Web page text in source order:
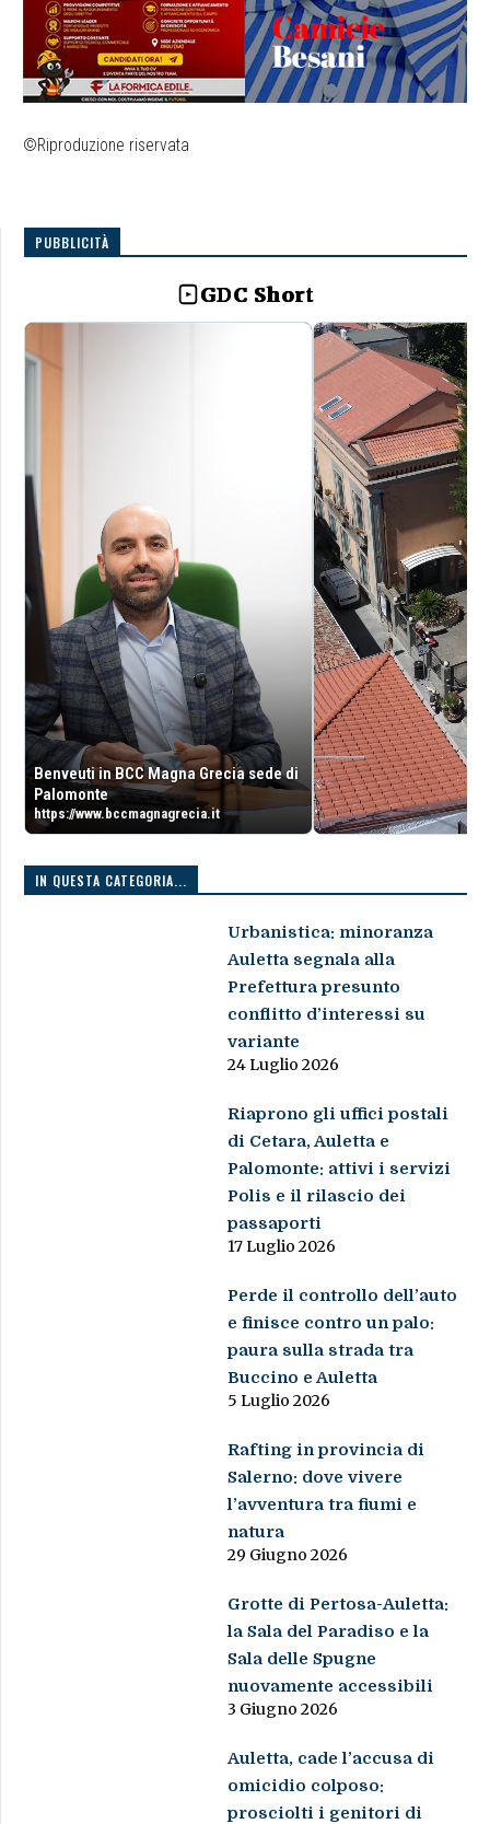
©Riproduzione riservata
PUBBLICITÀ
GDC Short
Benveuti in BCC Magna Grecia sede di
Palomonte
https://www.bccmagnagrecia.it
IN QUESTA CATEGORIA...
Urbanistica: minoranza
Auletta segnala alla
Prefettura presunto
conflitto d’interessi su
variante
24 Luglio 2026
Riaprono gli uffici postali
di Cetara, Auletta e
Palomonte: attivi i servizi
Polis e il rilascio dei
passaporti
17 Luglio 2026
Perde il controllo dell’auto
e finisce contro un palo:
paura sulla strada tra
Buccino e Auletta
5 Luglio 2026
Rafting in provincia di
Salerno: dove vivere
l’avventura tra fiumi e
natura
29 Giugno 2026
Grotte di Pertosa-Auletta:
la Sala del Paradiso e la
Sala delle Spugne
nuovamente accessibili
3 Giugno 2026
Auletta, cade l’accusa di
omicidio colposo:
prosciolti i genitori di